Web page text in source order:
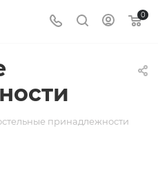
0
принадлежности